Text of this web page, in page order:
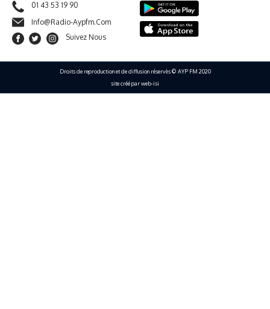
01 43 53 19 90
Info@radio-Aypfm.com
Suivez Nous
Droits de reproduction et de diffusion réservès © AYP FM 2020
site créé par web-isi